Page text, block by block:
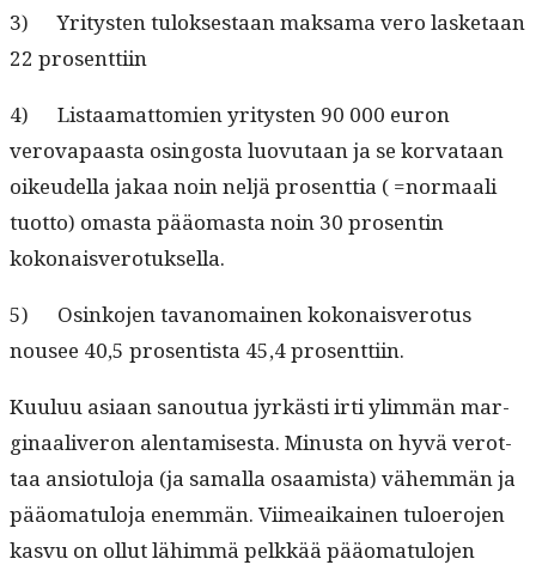
3) Yri­tys­ten tulok­ses­taan mak­sama vero las­ke­taan
22 prosenttiin
4) Lis­taa­mat­tomien yri­tys­ten 90 000 euron
verova­paas­ta osin­gos­ta luovu­taan ja se kor­vataan
oikeudel­la jakaa noin neljä pros­ent­tia ( =nor­maali
tuot­to) omas­ta pääo­mas­ta noin 30 pros­entin
kokonaisverotuksella.
5) Osinko­jen tavanomainen kokon­aisvero­tus
nousee 40,5 pros­en­tista 45,4 prosenttiin.
Kuu­luu asi­aan sanoutua jyrkästi irti ylim­män mar­
gin­aaliv­eron alen­tamis­es­ta. Minus­ta on hyvä verot­
taa ansio­tu­lo­ja (ja samal­la osaamista) vähem­män ja
pääo­mat­u­lo­ja enem­män. Viimeaikainen tulo­ero­jen
kasvu on ollut lähim­mä pelkkää pääo­mat­u­lo­jen